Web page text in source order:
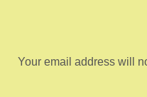
Your email address will